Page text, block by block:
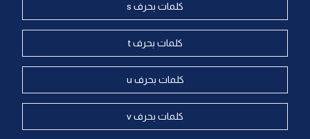
كلمات بحرف s
كلمات بحرف t
كلمات بحرف u
كلمات بحرف v